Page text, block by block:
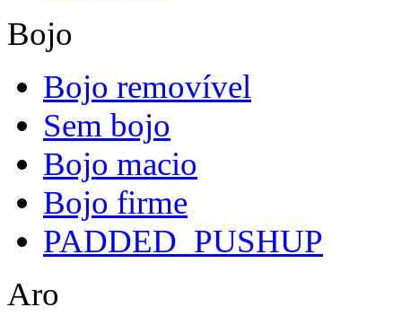
Bojo
Bojo removível
Sem bojo
Bojo macio
Bojo firme
PADDED_PUSHUP
Aro